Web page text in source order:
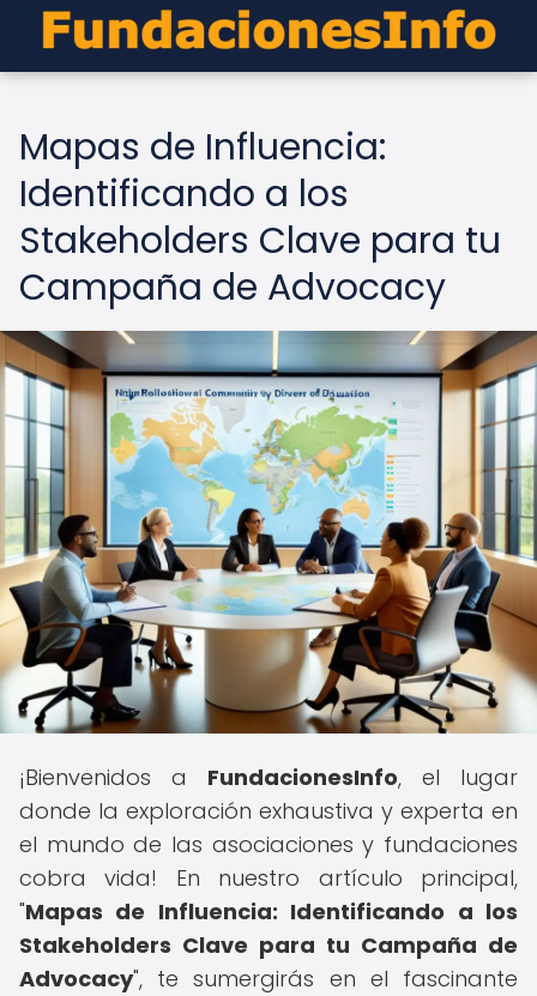
Mapas de Influencia:
Identificando a los
Stakeholders Clave para tu
Campaña de Advocacy
¡Bienvenidos a FundacionesInfo, el lugar
donde la exploración exhaustiva y experta en
el mundo de las asociaciones y fundaciones
cobra vida! En nuestro artículo principal,
"Mapas de Influencia: Identificando a los
Stakeholders Clave para tu Campaña de
Advocacy", te sumergirás en el fascinante